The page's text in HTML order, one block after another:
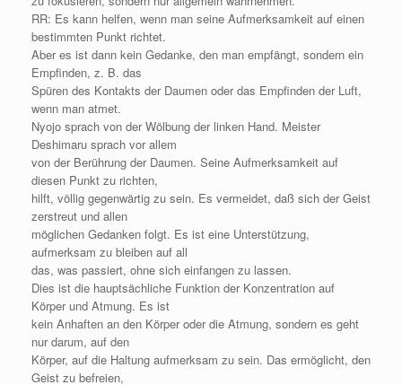
RR: Es kann helfen, wenn man seine Aufmerksamkeit auf einen
bestimmten Punkt richtet.
Aber es ist dann kein Gedanke, den man empfängt, sondern ein
Empfinden, z. B. das
Spüren des Kontakts der Daumen oder das Empfinden der Luft,
wenn man atmet.
Nyojo sprach von der Wölbung der linken Hand. Meister
Deshimaru sprach vor allem
von der Berührung der Daumen. Seine Aufmerksamkeit auf
diesen Punkt zu richten,
hilft, völlig gegenwärtig zu sein. Es vermeidet, daß sich der Geist
zerstreut und allen
möglichen Gedanken folgt. Es ist eine Unterstützung,
aufmerksam zu bleiben auf all
das, was passiert, ohne sich einfangen zu lassen.
Dies ist die hauptsächliche Funktion der Konzentration auf
Körper und Atmung. Es ist
kein Anhaften an den Körper oder die Atmung, sondern es geht
nur darum, auf den
Körper, auf die Haltung aufmerksam zu sein. Das ermöglicht, den
Geist zu befreien,